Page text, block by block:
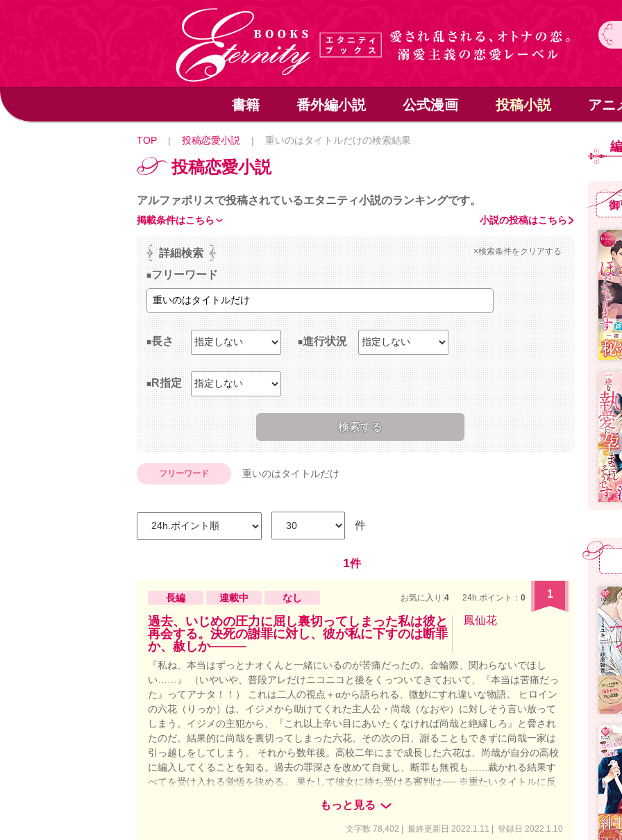
書籍 番外編小説 公式漫画 投稿小説 アニ
TOP | 投稿恋愛小説 | 重いのはタイトルだけの検索結果
投稿恋愛小説
アルファポリスで投稿されているエタニティ小説のランキングです。
小説の投稿はこちら
掲載条件はこちら
詳細検索 ×検索条件をクリアする
フリーワード
長さ 進行状況
R指定
フリーワード 重いのはタイトルだけ
件
1件
長編 連載中 なし お気に入り:4 24h.ポイント： 0 1
過去、いじめの圧力に屈し裏切ってしまった私は彼と
再会する。決死の謝罪に対し、彼が私に下すのは断罪
か、赦しか────
鳳仙花
『私ね、本当はずっとナオくんと一緒にいるのが苦痛だったの。金輪際、関わらないでほし
い……』 （いやいや、普段アレだけニコニコと後をくっついてきておいて、『本当は苦痛だっ
た』ってアナタ！！） これは二人の視点＋αから語られる、微妙にすれ違いな物語。 ヒロイン
の六花（りっか）は、イジメから助けてくれた主人公・尚哉（なおや）に対しそう言い放って
しまう。イジメの主犯から、『これ以上辛い目にあいたくなければ尚哉と絶縁しろ』と脅され
たのだ。結果的に尚哉を裏切ってしまった六花。その次の日、謝ることもできずに尚哉一家は
引っ越しをしてしまう。 それから数年後。高校二年にまで成長した六花は、尚哉が自分の高校
に編入してくることを知る。過去の罪深さを改めて自覚し、断罪も無視も……裁かれる結果す
べてを受け入れる覚悟を決める。 果たして彼女に待ち受ける審判は── ※重たいタイトルに反
して、よくある幼馴染み絶縁ざまぁでも今さらもう遅いでもありません。むしろ激甘コメディ
系。ヒロインの方は悲観的で、奴隷になってでも断罪ざまぁをされる気マンマンですが。
もっと見る
文字数 78,402 | 最終更新日 2022.1.11 | 登録日 2022.1.10